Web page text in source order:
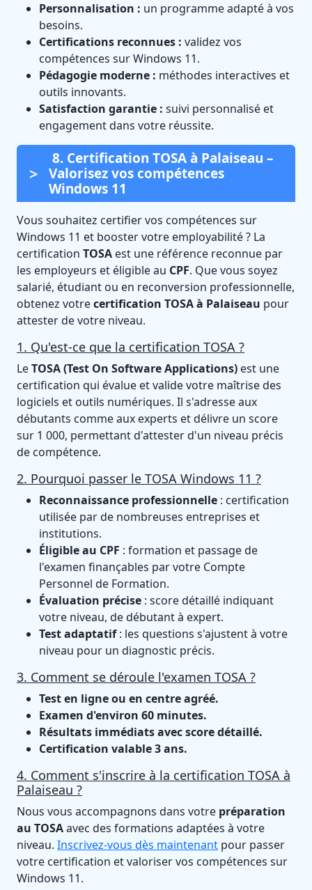
Personnalisation : un programme adapté à vos
besoins.
Certifications reconnues : validez vos
compétences sur Windows 11.
Pédagogie moderne : méthodes interactives et
outils innovants.
Satisfaction garantie : suivi personnalisé et
engagement dans votre réussite.
8. Certification TOSA à Palaiseau –
Valorisez vos compétences
Windows 11
Vous souhaitez certifier vos compétences sur
Windows 11 et booster votre employabilité ? La
certification TOSA est une référence reconnue par
les employeurs et éligible au CPF. Que vous soyez
salarié, étudiant ou en reconversion professionnelle,
obtenez votrecertification TOSA à Palaiseau pour
attester de votre niveau.
1. Qu'est-ce que la certification TOSA ?
LeTOSA (Test On Software Applications) est une
certification qui évalue et valide votre maîtrise des
logiciels et outils numériques. Il s'adresse aux
débutants comme aux experts et délivre un score
sur 1 000, permettant d'attester d'un niveau précis
de compétence.
2. Pourquoi passer le TOSA Windows 11 ?
Reconnaissance professionnelle : certification
utilisée par de nombreuses entreprises et
institutions.
Éligible au CPF : formation et passage de
l'examen finançables par votre Compte
Personnel de Formation.
Évaluation précise : score détaillé indiquant
votre niveau, de débutant à expert.
Test adaptatif: les questions s'ajustent à votre
niveau pour un diagnostic précis.
3. Comment se déroule l'examen TOSA ?
Test en ligne ou en centre agréé.
Examen d'environ 60 minutes.
Résultats immédiats avec score détaillé.
Certification valable 3 ans.
4. Comment s'inscrire à la certification TOSA à
Palaiseau ?
Nous vous accompagnons dans votre préparation
au TOSAavec des formations adaptées à votre
niveau. Inscrivez-vous dès maintenant pour passer
votre certification et valoriser vos compétences sur
Windows 11.